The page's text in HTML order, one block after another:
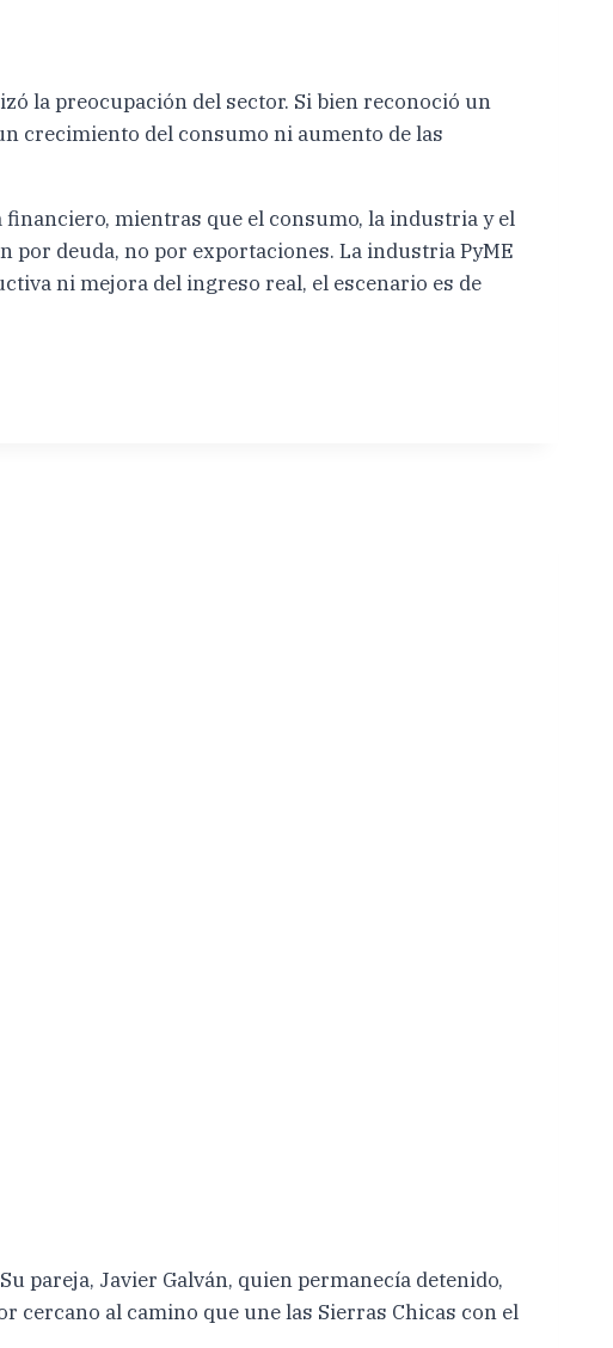
la preocupación del sector. Si bien reconoció un
crecimiento del consumo ni aumento de las
financiero, mientras que el consumo, la industria y el
por deuda, no por exportaciones. La industria PyME
ni mejora del ingreso real, el escenario es de
pareja, Javier Galván, quien permanecía detenido,
cercano al camino que une las Sierras Chicas con el